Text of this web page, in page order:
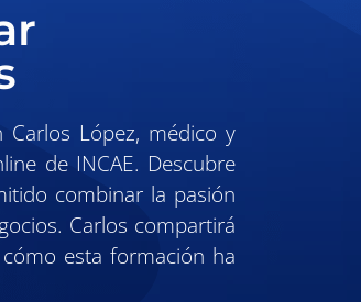
López, médico y
de INCAE. Descubre
combinar la pasión
Carlos compartirá
esta formación ha